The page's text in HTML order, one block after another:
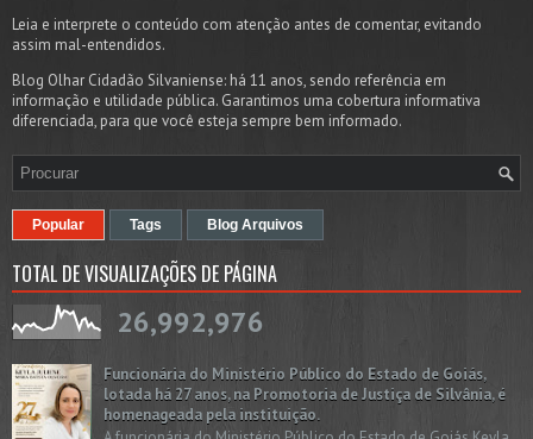
Leia e interprete o conteúdo com atenção antes de comentar, evitando
assim mal-entendidos.
Blog Olhar Cidadão Silvaniense: há 11 anos, sendo referência em
informação e utilidade pública. Garantimos uma cobertura informativa
diferenciada, para que você esteja sempre bem informado.
Popular Tags Blog Arquivos
TOTAL DE VISUALIZAÇÕES DE PÁGINA
26,992,976
Funcionária do Ministério Público do Estado de Goiás,
lotada há 27 anos, na Promotoria de Justiça de Silvânia, é
homenageada pela instituição.